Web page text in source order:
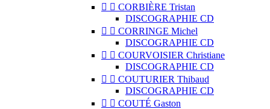
  CORBIÈRE Tristan
DISCOGRAPHIE CD
  CORRINGE Michel
DISCOGRAPHIE CD
  COURVOISIER Christiane
DISCOGRAPHIE CD
  COUTURIER Thibaud
DISCOGRAPHIE CD
  COUTÉ Gaston